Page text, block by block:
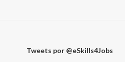
Tweets por @eSkills4Jobs